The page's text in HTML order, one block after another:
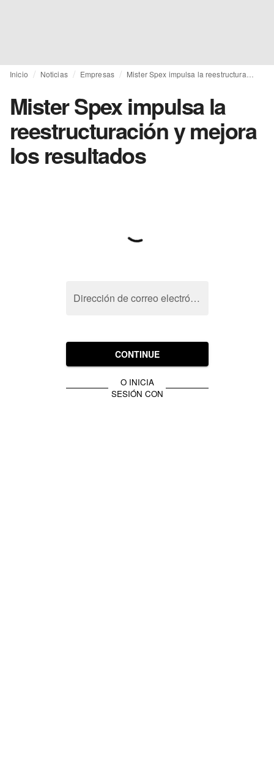
Inicio Noticias Empresas
Mister Spex impulsa la
reestructuración y mejora
los resultados
Dirección de correo electrónico
CONTINUE
O INICIA
SESIÓN CON